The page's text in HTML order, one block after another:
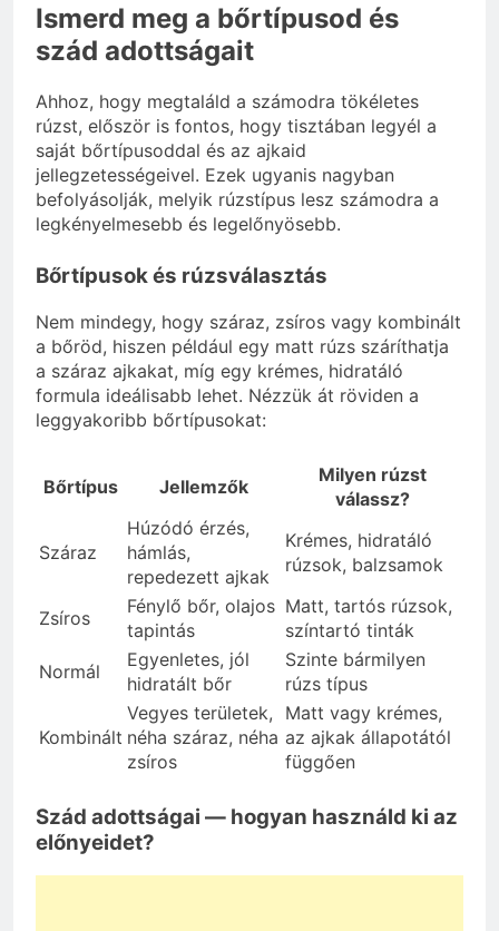
Ismerd meg a bőrtípusod és
szád adottságait
Ahhoz, hogy megtaláld a számodra tökéletes
rúzst, először is fontos, hogy tisztában legyél a
saját bőrtípusoddal és az ajkaid
jellegzetességeivel. Ezek ugyanis nagyban
befolyásolják, melyik rúzstípus lesz számodra a
legkényelmesebb és legelőnyösebb.
Bőrtípusok és rúzsválasztás
Nem mindegy, hogy száraz, zsíros vagy kombinált
a bőröd, hiszen például egy matt rúzs száríthatja
a száraz ajkakat, míg egy krémes, hidratáló
formula ideálisabb lehet. Nézzük át röviden a
leggyakoribb bőrtípusokat:
Bőrtípus Jellemzők
Milyen rúzst
válassz?
Száraz
Húzódó érzés,
hámlás,
repedezett ajkak
Krémes, hidratáló
rúzsok, balzsamok
Zsíros
Fénylő bőr, olajos
tapintás
Matt, tartós rúzsok,
színtartó tinták
Normál
Egyenletes, jól
hidratált bőr
Szinte bármilyen
rúzs típus
Kombinált
Vegyes területek,
néha száraz, néha
zsíros
Matt vagy krémes,
az ajkak állapotától
függően
Szád adottságai — hogyan használd ki az
előnyeidet?